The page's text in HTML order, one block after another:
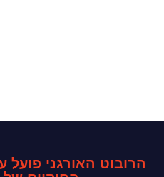
הרובוט האורגני פועל